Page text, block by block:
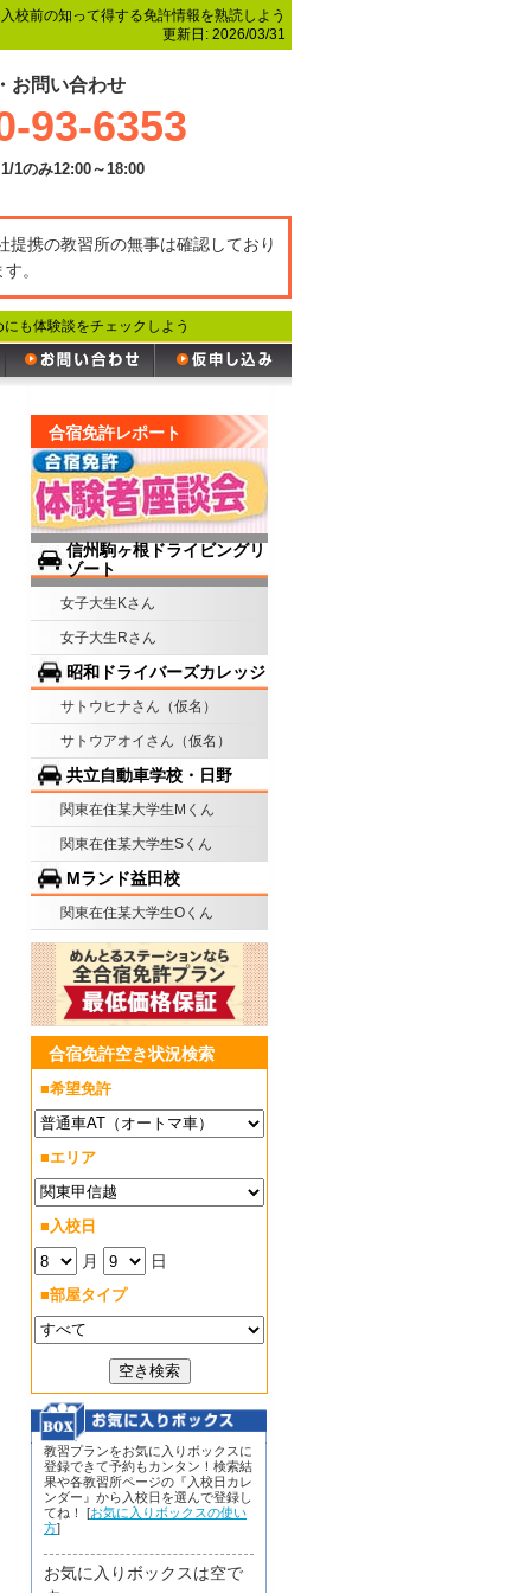
校前の知って得する免許情報を熟読しよう
更新日: 2026/03/31
お問い合わせ
93-6353
1/1のみ12:00～18:00
携の教習所の無事は確認しており
。
も体験談をチェックしよう
合宿免許レポート
信州駒ヶ根ドライビングリ
ゾート
女子大生Kさん
女子大生Rさん
昭和ドライバーズカレッジ
サトウヒナさん（仮名）
サトウアオイさん（仮名）
共立自動車学校・日野
関東在住某大学生Mくん
関東在住某大学生Sくん
Mランド益田校
関東在住某大学生Oくん
合宿免許空き状況検索
■希望免許
■エリア
■入校日
月 日
■部屋タイプ
教習プランをお気に入りボックスに
登録できて予約もカンタン！検索結
果や各教習所ページの『入校日カレ
ンダー』から入校日を選んで登録し
てね！ [お気に入りボックスの使い
方]
お気に入りボックスは空で